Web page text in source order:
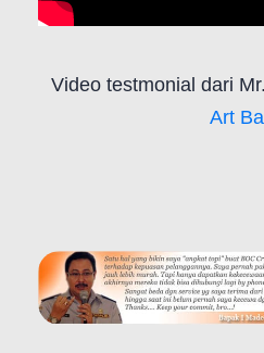
Video testmonial dari
Art